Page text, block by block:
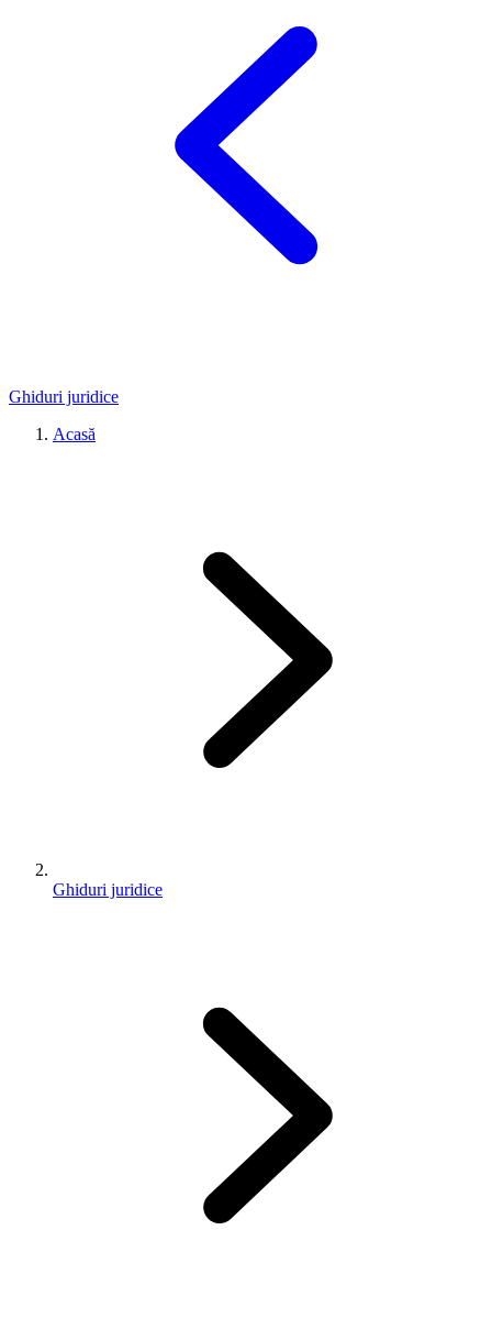
Ghiduri juridice
Acasă
Ghiduri juridice